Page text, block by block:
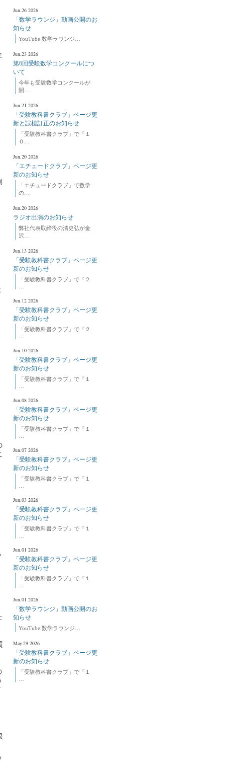
Jun.26 2026
「数学ラウンジ」動画公開のお
知らせ
YouTube 数学ラウンジ…
Jun.23 2026
第6回受験数学コンクールにつ
いて
今年も受験数学コンクールが
開…
Jun.21 2026
「受験教科書クラブ」ページ更
新と誤植訂正のお知らせ
「受験教科書クラブ」で『１
０…
Jun.20 2026
「エチュードクラブ」ページ更
新のお知らせ
「エチュードクラブ」で数学
の…
Jun.20 2026
ラジオ出演のお知らせ
弊社代表取締役の清史弘が金
沢…
Jun.13 2026
「受験教科書クラブ」ページ更
新のお知らせ
「受験教科書クラブ」で『２
Jun.12 2026
「受験教科書クラブ」ページ更
新のお知らせ
「受験教科書クラブ」で『２
Jun.10 2026
「受験教科書クラブ」ページ更
新のお知らせ
「受験教科書クラブ」で『１
Jun.08 2026
「受験教科書クラブ」ページ更
新のお知らせ
「受験教科書クラブ」で『１
Jun.07 2026
「受験教科書クラブ」ページ更
新のお知らせ
「受験教科書クラブ」で『１
Jun.03 2026
「受験教科書クラブ」ページ更
新のお知らせ
「受験教科書クラブ」で『１
Jun.01 2026
「受験教科書クラブ」ページ更
新のお知らせ
「受験教科書クラブ」で『１
Jun.01 2026
「数学ラウンジ」動画公開のお
知らせ
YouTube 数学ラウンジ…
May.29 2026
「受験教科書クラブ」ページ更
新のお知らせ
「受験教科書クラブ」で『１